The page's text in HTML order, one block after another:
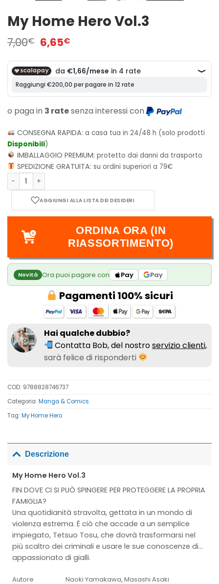
My Home Hero Vol.3
7,00€ Il
prezzo
originale
era:
7,00€.
6,65€
attuale
è:
6,65€.
o paga in 3 ratesenza interessi con
CONSEGNA RAPIDA:a casa tua in 24/48 h (solo prodotti
Disponibili)
IMBALLAGGIO PREMIUM:protetto dai danni da trasporto
SPEDIZIONE GRATUITA:su ordini superiori a 79€
My Home Hero Vol.3 quantità
ORDINA ORA (IN
RIASSORTIMENTO)
Novità Ora puoi pagare con Pay Pay
Pagamenti 100% sicuri
Hai qualche dubbio?
Contatta Bob, del nostroservizio clienti,
sarà felice di risponderti
COD: 9788828746737
Categoria: Manga & Comics
Tag: My Home Hero
Descrizione
My Home Hero Vol.3
FIN DOVE CI SI PUÒ SPINGERE PER PROTEGGERE LA PROPRIA
FAMIGLIA?
Una quotidianità stravolta, gettata in un mondo di
violenza estrema. È ciò che accade a un semplice
impiegato, Tetsuo Tosu, che dovrà trasformarsi nel
più scaltro dei criminali e usare le sue conoscenze di…
appassionato di gialli.
Autore Naoki Yamakawa, Masashi Asaki